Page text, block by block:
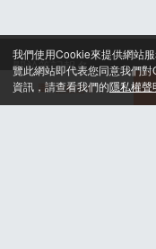
我們使用Cookie來提供網站
覽此網站即代表您同意我們
資訊，請查看我們的隱私權聲
活動選單
關於筆記報名
聯絡我們*
合作諮詢